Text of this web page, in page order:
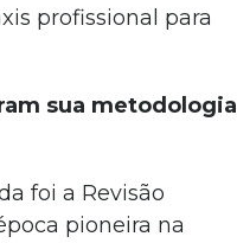
profissional para
sua metodologia
foi a Revisão
pioneira na